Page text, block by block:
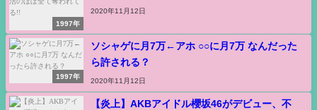
1997年
2020年11月12日
1997年
ソシャゲに月7万←アホ ○○に月7万 なんだった
ら許される？
2020年11月12日
【炎上】AKBアイドル櫻坂46がデビュー、不